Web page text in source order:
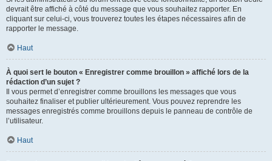
devrait être affiché à côté du message que vous souhaitez rapporter. En
cliquant sur celui-ci, vous trouverez toutes les étapes nécessaires afin de
rapporter le message.
Haut
À quoi sert le bouton « Enregistrer comme brouillon » affiché lors de la
rédaction d’un sujet ?
Il vous permet d’enregistrer comme brouillons les messages que vous
souhaitez finaliser et publier ultérieurement. Vous pouvez reprendre les
messages enregistrés comme brouillons depuis le panneau de contrôle de
l’utilisateur.
Haut